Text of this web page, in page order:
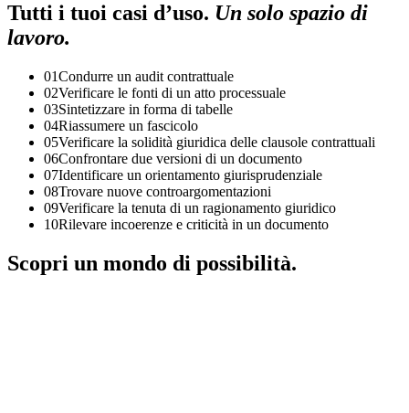
Tutti i tuoi casi d’uso. Un solo spazio di
lavoro.
01Condurre un audit contrattuale
02Verificare le fonti di un atto processuale
03Sintetizzare in forma di tabelle
04Riassumere un fascicolo
05Verificare la solidità giuridica delle clausole contrattuali
06Confrontare due versioni di un documento
07Identificare un orientamento giurisprudenziale
08Trovare nuove controargomentazioni
09Verificare la tenuta di un ragionamento giuridico
10Rilevare incoerenze e criticità in un documento
Scopri un mondo di possibilità.